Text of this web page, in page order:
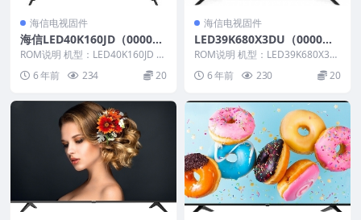
海信电视固件
海信LED40K160JD（0000）
BOM1_C005_20120907 官方
原厂USB刷机电视固件包
ROM说明 机型：LED40K160JD 固
件版本：（0000） BOM：1 海...
6 年前 234 20
海信电视固件
LED39K680X3DU（0000）B
OM1官方原厂USB刷机电视
固件包
ROM说明 机型：LED39K680X3D
U 固件版本：（0000） BOM：
1... 6 年前 230 20